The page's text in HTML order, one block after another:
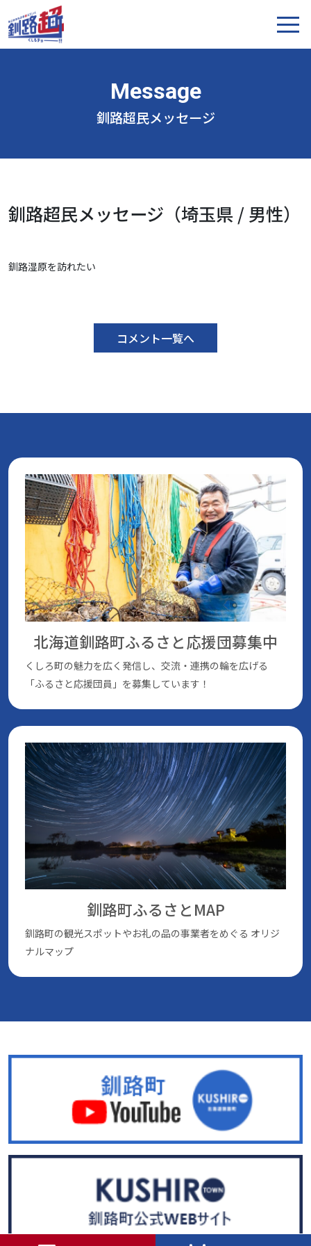
釧路超民メッセージ
釧路超民メッセージ（埼玉県 / 男性）
釧路湿原を訪れたい
コメント一覧へ
北海道釧路町ふるさと応援団募集中
くしろ町の魅⼒を広く発信し、交流・連携の輪を広げる
「ふるさと応援団員」を募集しています！
釧路町ふるさとMAP
釧路町の観光スポットやお礼の品の事業者をめぐる オリジ
ナルマップ